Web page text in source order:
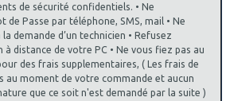
de sécurité confidentiels. • Ne
de Passe par téléphone, SMS, mail • Ne
demande d’un technicien • Refusez
distance de votre PC • Ne vous fiez pas au
des frais supplementaires, ( Les frais de
au moment de votre commande et aucun
que ce soit n'est demandé par la suite )